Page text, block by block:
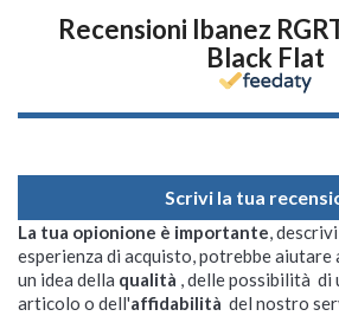
Recensioni Ibanez
Black Flat
Scrivi la tua
La tua opionione è importante,
esperienza di acquisto, potrebbe
un idea della qualità , delle possibilità di
articolo o dell'affidabilità del nostro